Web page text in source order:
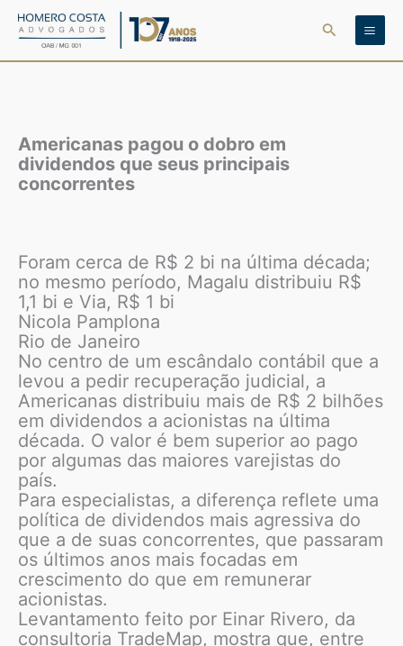
para
Pesquisar
Americanas pagou o dobro em
dividendos que seus principais
concorrentes
Foram cerca de R$ 2 bi na última década;
no mesmo período, Magalu distribuiu R$
1,1 bi e Via, R$ 1 bi
Nicola Pamplona
Rio de Janeiro
No centro de um escândalo contábil que a
levou a pedir recuperação judicial, a
Americanas distribuiu mais de R$ 2 bilhões
em dividendos a acionistas na última
década. O valor é bem superior ao pago
por algumas das maiores varejistas do
país.
Para especialistas, a diferença reflete uma
política de dividendos mais agressiva do
que a de suas concorrentes, que passaram
os últimos anos mais focadas em
crescimento do que em remunerar
acionistas.
Levantamento feito por Einar Rivero, da
consultoria TradeMap, mostra que, entre